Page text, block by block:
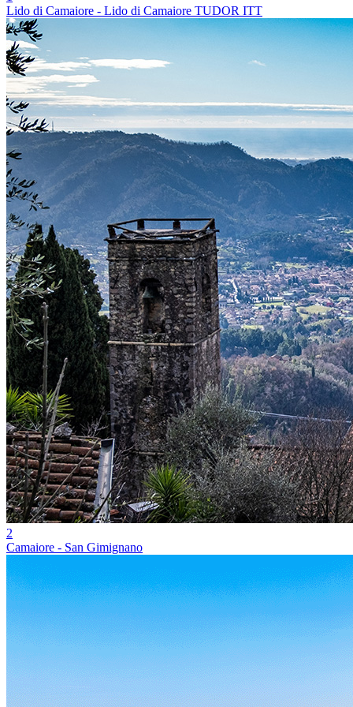
Lido di Camaiore - Lido di Camaiore TUDOR ITT
2
Camaiore - San Gimignano